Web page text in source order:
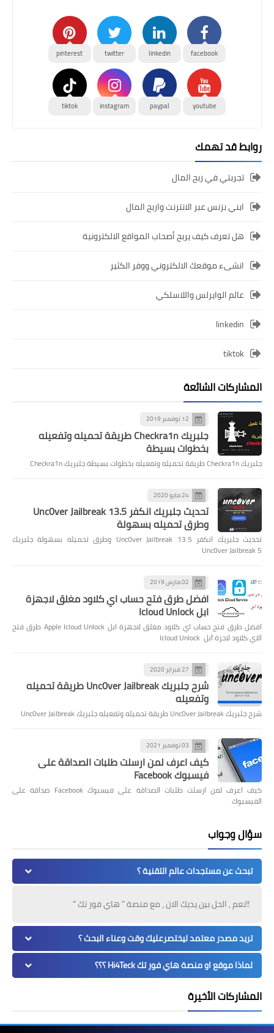
facebook
linkedin
twitter
pinterest
youtube
paypal
instagram
tiktok
روابط قد تهمك
تجربتي في ربح المال
ابني بزنس عبر الانترنت واربح المال
هل تعرف كيف يربح أصحاب المواقع الالكترونية
انشىء موقعك الالكتروني ووفر الكثير
عالم الوايرلس واللاسلكي
linkedin
tiktok
المشاركات الشائعة
12 نوفمبر 2019
جلبريك Checkra1n طريقة تحميله وتفعيله
بخطوات بسيطة
جلبريك Checkra1n طريقة تحميله وتفعيله بخطوات بسيطة جلبريك Checkra1n
24 مايو 2020
تحديث جلبريك انكفر Unc0ver Jailbreak 13.5
وطرق تحميله بسهولة
تحديث جلبريك انكفر Unc0ver Jailbreak 13.5 وطرق تحميله بسهولة جلبريك
Unc0ver Jailbreak 5
02 مارس 2019
افضل طرق فتح حساب اي كلاود مغلق لاجهزة
ابل Icloud Unlock
افضل طرق فتح حساب اي كلاود مغلق لاجهزة ابل Apple Icloud Unlock طرق فتح
الاي كلاود لاجزة آبل Icloud Unlock
27 فبراير 2020
شرح جلبريك Unc0ver Jailbreak طريقة تحميله
وتفعيله
شرح جلبريك Unc0ver Jailbreak طريقة تحميله وتفعيله جلبريك Unc0ver Jailbreak
03 نوفمبر 2021
كيف اعرف لمن ارسلت طلبات الصداقة على
فيسبوك Facebook
كيف اعرف لمن ارسلت طلبات الصداقة على فيسبوك Facebook صداقة على
الفيسبوك
سؤال وجواب
تبحث عن مستجدات عالم التقنية ؟
!!نعم , الحل بين يديك الان ، مع منصة " هاي فور تك "
تريد مصدر معتمد ليختصرعليك وقت وعناء البحث ؟
لماذا موقع او منصة هاي فور تك Hi4Teck ؟؟؟
المشاركات الأخيرة